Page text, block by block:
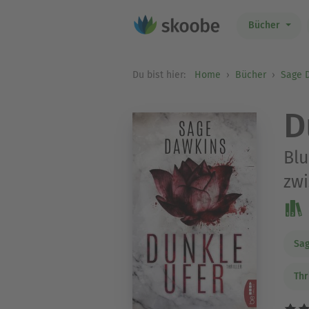
Bücher
Du bist hier: Home Bücher Sage